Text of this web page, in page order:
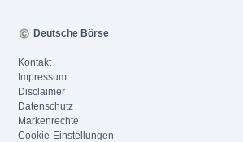
Deutsche Börse
Kontakt
Impressum
Disclaimer
Datenschutz
Markenrechte
Cookie-Einstellungen